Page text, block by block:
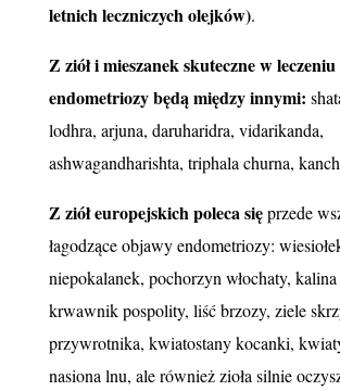
letnich leczniczych olejków).
Z ziół i mieszanek skuteczne w leczeniu
endometriozy będą między innymi:
lodhra, arjuna, daruharidra, vidarikanda,
ashwagandharishta, triphala churna,
Z ziół europejskich poleca sięprzede
łagodzące objawy endometriozy:
niepokalanek, pochorzyn włochaty,
krwawnik pospolity, liść brzozy, ziele
przywrotnika, kwiatostany kocanki,
nasiona lnu, ale również zioła silnie